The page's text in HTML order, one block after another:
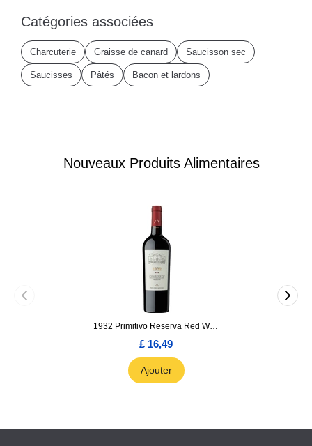
Nouveaux Produits Alimentaires
1932 Primitivo Reserva Red Wine 75cl
£ 16,49
Ajouter
Catégories associées
Charcuterie Graisse de canard Saucisson sec
Saucisses Pâtés Bacon et lardons